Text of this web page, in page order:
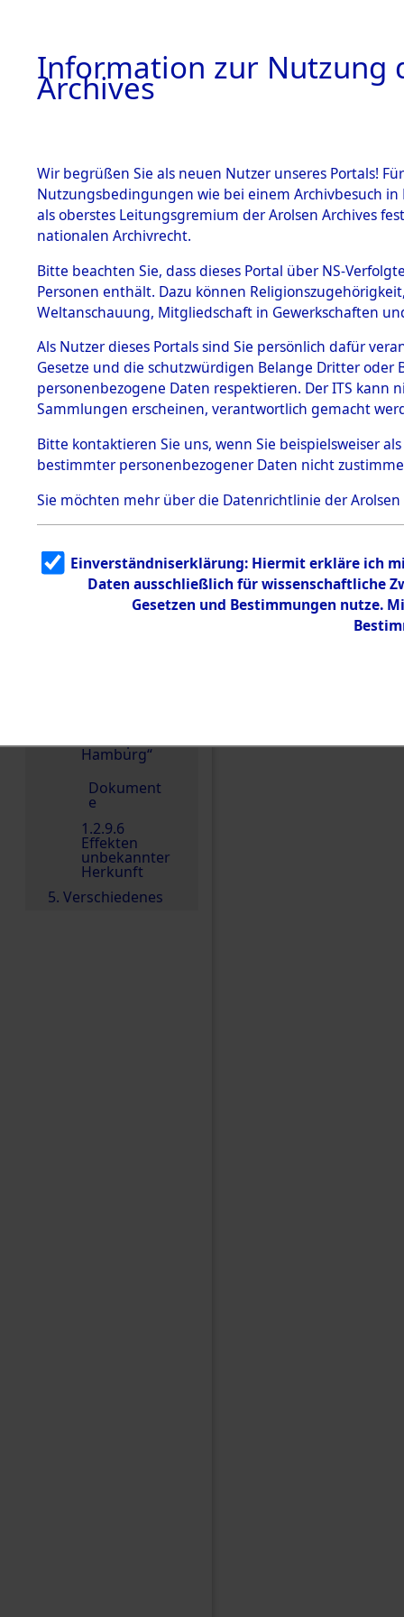
BESTÄNDE
1.
Inhaftierungsdoku
mente
1.2.9 Beim ITS
Effekten
1.2.9.1
Effekten aus
dem KZ
Dachau
1.2.9.2
Effekten aus
dem KZ
Bayerisches
1.2.9.3
Effekten aus
dem KZ
Neuengamm
Hamburg“
Dokument
e
1.2.9.6
Effekten
unbekannter
Herkunft
5. Verschiedenes
0001
Einen Kommentar
Information zur Nutzung
Archives
Wir begrüßen Sie als neuen Nutzer unseres Portals!
Nutzungsbedingungen wie bei einem Archivbesuch
als oberstes Leitungsgremium der Arolsen Archives
nationalen Archivrecht.
Bitte beachten Sie, dass dieses Portal über NS-
Personen enthält. Dazu können
Weltanschauung, Mitgliedschaft in Gewerkschaften
Als Nutzer dieses Portals sind Sie persönlich dafür
Gesetze und die schutzwürdigen Belange Dritter
personenbezogene Daten respektieren. Der ITS
Sammlungen erscheinen, verantwortlich gemacht
Bitte kontaktieren Sie uns, wenn Sie beispielsweiser
bestimmter personenbezogener Daten nicht
Sie möchten mehr über die Datenrichtlinie der Arolsen
Einverständniserklärung: Hiermit erkläre ich
Daten ausschließlich für wissenschaftliche
Gesetzen und Bestimmungen nutze.